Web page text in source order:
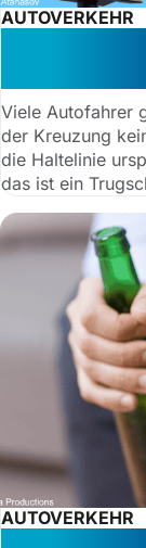
AUTOVERKEHR
Viele Autofahrer
der Kreuzung
die Haltelinie
das ist ein
AUTOVERKEHR